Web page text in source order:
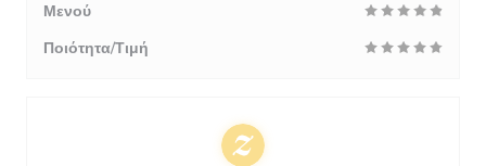
Μενού
Ποιότητα/Τιμή